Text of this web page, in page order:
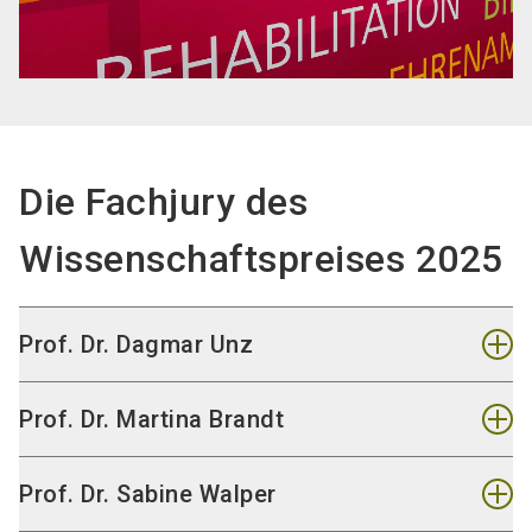
Die Fachjury des
Wissenschaftspreises 2025
Prof. Dr. Dagmar Unz
Dekanin der Fakultät Angewandte
Hochschule Würzburg-Schweinfurt
Prof. Dr. Martina Brandt
Professorin Lehrstuhl für Sozialstruktur und
Prof. Dr. Sabine Walper